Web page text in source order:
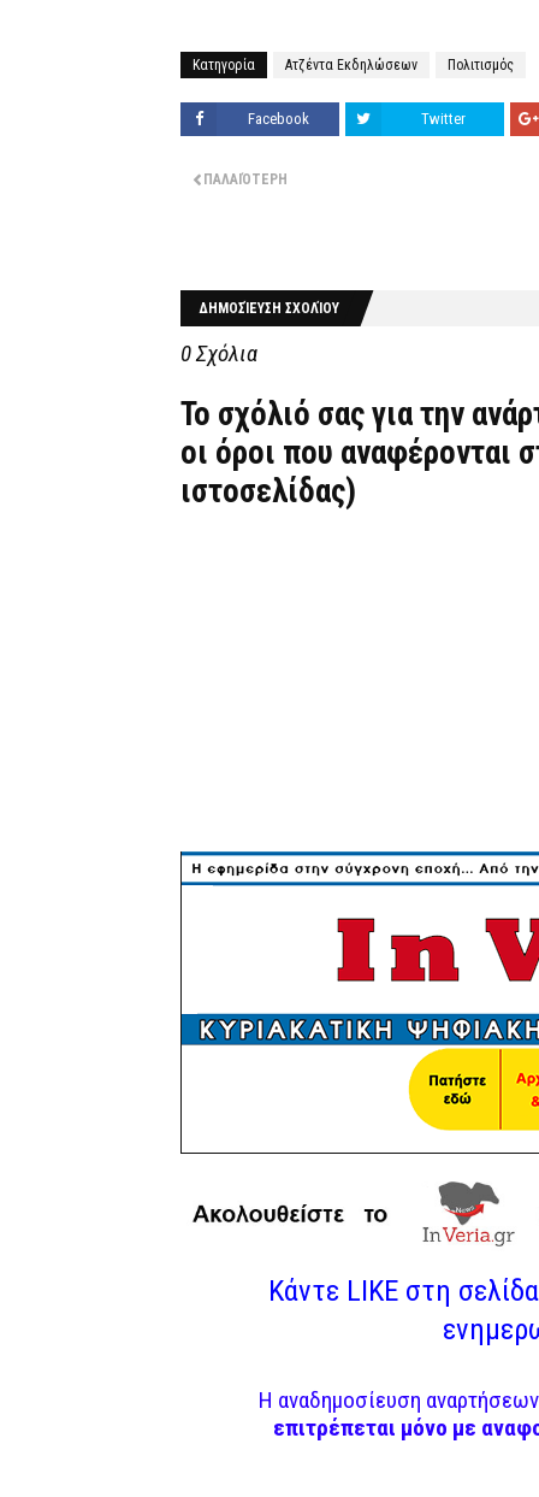
Κατηγορία Ατζέντα Εκδηλώσεων Πολιτισμός
Facebook Twitter
ΠΑΛΑΙΌΤΕΡΗ
ΔΗΜΟΣΊΕΥΣΗ ΣΧΟΛΊΟΥ
0 Σχόλια
Το σχόλιό σας για την
οι όροι που αναφέρονται
ιστοσελίδας)
Κάντε LIKE στη
Η αναδημοσίευση
επιτρέπεται μόνο με